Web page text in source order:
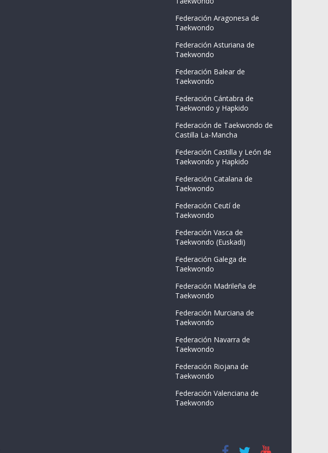
Federación Aragonesa de
Taekwondo
Federación Asturiana de
Taekwondo
Federación Balear de
Taekwondo
Federación Cántabra de
Taekwondo y Hapkido
Federación de Taekwondo de
Castilla La-Mancha
Federación Castilla y León de
Taekwondo y Hapkido
Federación Catalana de
Taekwondo
Federación Ceutí de
Taekwondo
Federación Vasca de
Taekwondo (Euskadi)
Federación Galega de
Taekwondo
Federación Madrileña de
Taekwondo
Federación Murciana de
Taekwondo
Federación Navarra de
Taekwondo
Federación Riojana de
Taekwondo
Federación Valenciana de
Taekwondo